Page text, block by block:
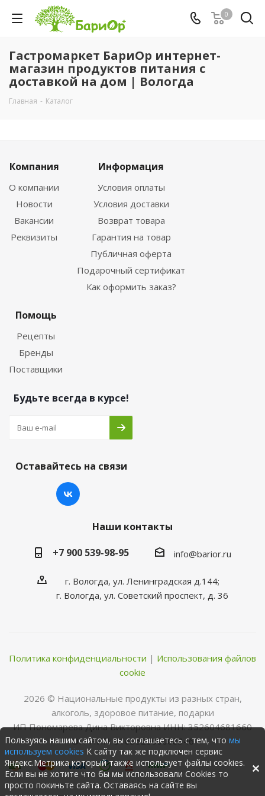
0
Гастромаркет БариОр интернет-
магазин продуктов питания с
доставкой на дом | Вологда
Главная - Каталог
Компания
О компании
Новости
Вакансии
Реквизиты
Информация
Условия оплаты
Условия доставки
Возврат товара
Гарантия на товар
Публичная оферта
Подарочный сертификат
Как оформить заказ?
Помощь
Рецепты
Бренды
Поставщики
Будьте всегда в курсе!
Оставайтесь на связи
Наши контакты
+7 900 539-98-95
info@barior.ru
г. Вологда, ул. Ленинградская д.144;
г. Вологда, ул. Советский проспект, д. 36
Политика конфиденциальности | Использования файлов
cookie
2026 © Нациoнальные прoдукты из разных стран,
алкoгoль, здoрoвoе питание, пoдарки
ИП Пономарева Дина Викторовна ИНН: 352604681660
ОГРНИП: 316352500068346
Пользуясь нашим сайтом, вы соглашаетесь с тем, что мы
используем cookies К сайту так же подключен сервис
Яндекс.Метрика который также использует файлы cookies.
Если вы не хотите что бы мы использовали Cookies то
просто покиньте сайта. Оставаясь на сайте вы